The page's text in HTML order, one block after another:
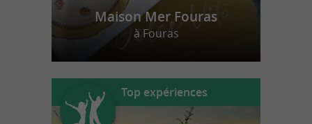
Maison Mer Fouras
à Fouras
Top expériences